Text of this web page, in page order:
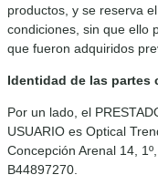
productos, y se reserva
condiciones, sin que ello
que fueron adquiridos
Identidad de las partes
Por un lado, el
USUARIO es Optical
Concepción Arenal 14,
B44897270.